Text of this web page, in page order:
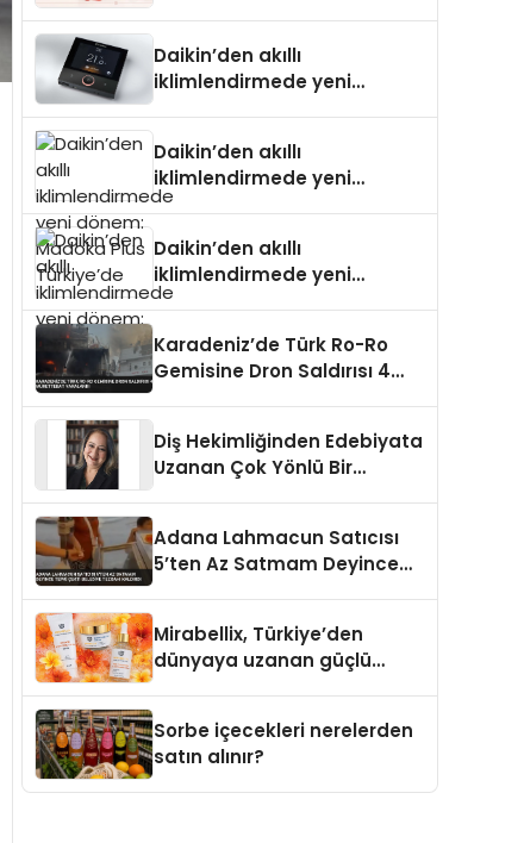
Daikin’den akıllı
iklimlendirmede yeni
Daikin’den akıllı
iklimlendirmede yeni
dönem: Madoka Plus
Daikin’den akıllı
iklimlendirmede yeni
dönem: Madoka Plus
Karadeniz’de Türk Ro-Ro
Gemisine Dron Saldırısı 4
Diş Hekimliğinden Edebiyata
Uzanan Çok Yönlü Bir
Adana Lahmacun Satıcısı
5’ten Az Satmam Deyince
Mirabellix, Türkiye’den
dünyaya uzanan güçlü
Sorbe içecekleri nerelerden
satın alınır?